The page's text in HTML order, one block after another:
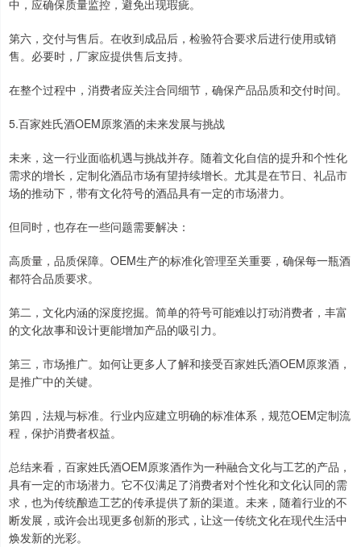
中，应确保质量监控，避免出现瑕疵。
第六，交付与售后。在收到成品后，检验符合要求后进行使用或销
售。必要时，厂家应提供售后支持。
在整个过程中，消费者应关注合同细节，确保产品品质和交付时间。
5.百家姓氏酒OEM原浆酒的未来发展与挑战
未来，这一行业面临机遇与挑战并存。随着文化自信的提升和个性化
需求的增长，定制化酒品市场有望持续增长。尤其是在节日、礼品市
场的推动下，带有文化符号的酒品具有一定的市场潜力。
但同时，也存在一些问题需要解决：
高质量，品质保障。OEM生产的标准化管理至关重要，确保每一瓶酒
都符合品质要求。
第二，文化内涵的深度挖掘。简单的符号可能难以打动消费者，丰富
的文化故事和设计更能增加产品的吸引力。
第三，市场推广。如何让更多人了解和接受百家姓氏酒OEM原浆酒，
是推广中的关键。
第四，法规与标准。行业内应建立明确的标准体系，规范OEM定制流
程，保护消费者权益。
总结来看，百家姓氏酒OEM原浆酒作为一种融合文化与工艺的产品，
具有一定的市场潜力。它不仅满足了消费者对个性化和文化认同的需
求，也为传统酿造工艺的传承提供了新的渠道。未来，随着行业的不
断发展，或许会出现更多创新的形式，让这一传统文化在现代生活中
焕发新的光彩。